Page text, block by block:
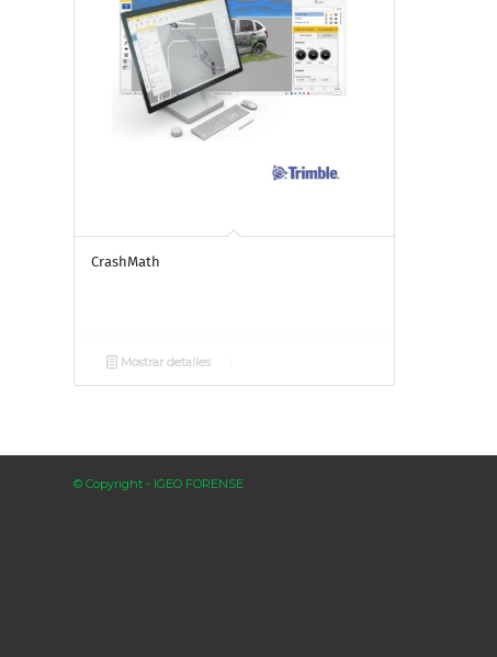
CrashMath
Mostrar detalles
© Copyright - IGEO FORENSE